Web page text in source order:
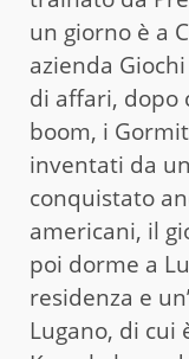
un giorno è a
azienda
di affari, dopo
boom, i
inventati da
conquistato
americani, il
poi dorme a
residenza e
Lugano, di cui